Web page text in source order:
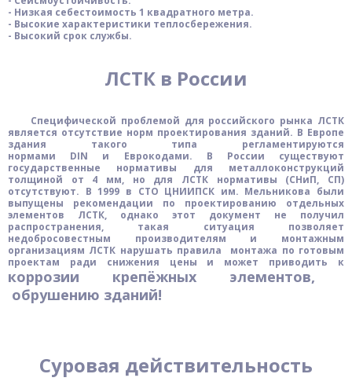
- Низкая себестоимость 1 квадратного метра.
- Высокие характеристики теплосбережения.
- Высокий срок службы.
ЛСТК в России
Специфической проблемой для российского рынка ЛСТК
является отсутствие норм проектирования зданий. В Европе
здания такого типа регламентируются
нормами
DIN и
Еврокодами. В России существуют
государственные нормативы для металлоконструкций
толщиной от 4 мм, но для ЛСТК нормативы (СНиП,
СП)
отсутствуют. В 1999 в СТО ЦНИИПСК им. Мельникова были
выпущены рекомендации по проектированию отдельных
элементов ЛСТК, однако этот документ не получил
распространения, такая ситуация позволяет
недобросовестным производителям и монтажным
организациям ЛСТК нарушать правила монтажа по готовым
проектам ради снижения цены и может приводить к
коррозии крепёжных элементов,
обрушению зданий!
Суровая действительность